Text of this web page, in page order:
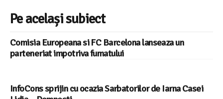
Pe același subiect
Comisia Europeana si FC Barcelona lanseaza un
parteneriat impotriva fumatului
InfoCons sprijin cu ocazia Sarbatorilor de Iarna Casei